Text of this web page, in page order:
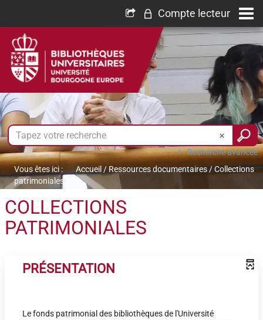
Compte lecteur
Recherche avancée
Vous êtes ici :
Accueil /Ressources documentaires/Collections
patrimoniales
COLLECTIONS
PATRIMONIALES
PRÉSENTATION
Le fonds patrimonial des bibliothèques de l'Université